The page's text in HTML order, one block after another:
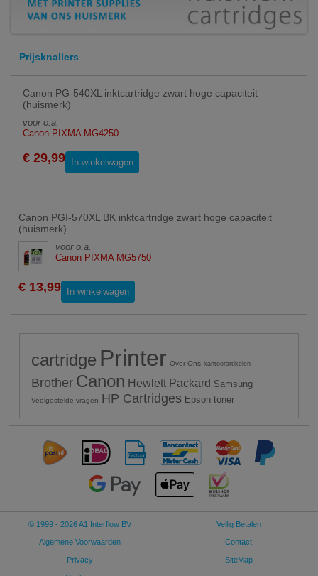
Prijsknallers
Canon PG-540XL inktcartridge zwart hoge capaciteit
(huismerk)
voor o.a.
Canon PIXMA MG4250
€ 29,99 In winkelwagen
Canon PGI-570XL BK inktcartridge zwart hoge capaciteit
(huismerk)
voor o.a.
Canon PIXMA MG5750
€ 13,99 In winkelwagen
cartridge Printer Over Ons kantoorartikelen
Brother Canon Hewlett Packard Samsung
Veelgestelde vragen HP Cartridges Epson toner
© 1999 - 2026 A1 Interflow BV
Algemene Voorwaarden
Privacy
Veilig Betalen
Contact
SiteMap